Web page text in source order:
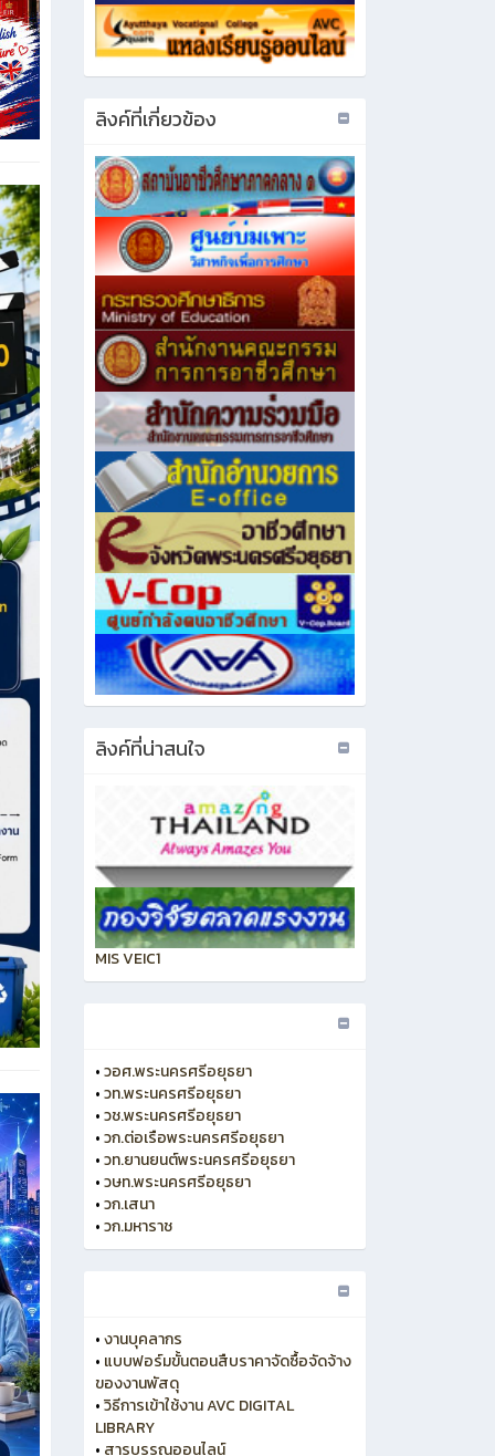
ลิงค์ที่เกี่ยวข้อง
ลิงค์ที่น่าสนใจ
MIS VEIC1
•วอศ.พระนครศรีอยุธยา
•วท.พระนครศรีอยุธยา
•วช.พระนครศรีอยุธยา
•วก.ต่อเรือพระนครศรีอยุธยา
•วท.ยานยนต์พระนครศรีอยุธยา
•วษท.พระนครศรีอยุธยา
•วก.เสนา
•วก.มหาราช
•งานบุคลากร
•แบบฟอร์มขั้นตอนสืบราคาจัดซื้อจัดจ้าง
ของงานพัสดุ